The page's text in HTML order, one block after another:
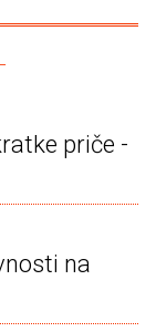
priče -
na